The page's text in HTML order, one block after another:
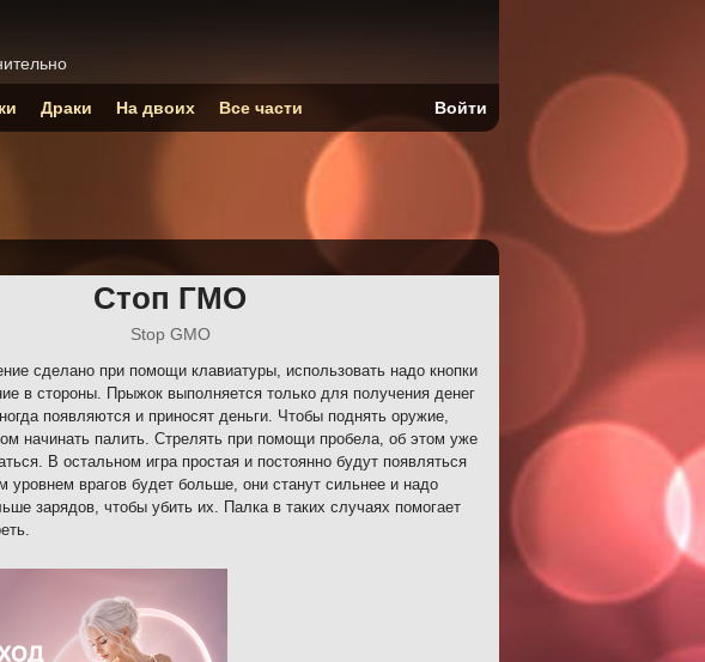
Стоп ГМО
Stop GMO
сделано при помощи клавиатуры, использовать надо кнопки
в стороны. Прыжок выполняется только для получения денег
появляются и приносят деньги. Чтобы поднять оружие,
начинать палить. Стрелять при помощи пробела, об этом уже
В остальном игра простая и постоянно будут появляться
уровнем врагов будет больше, они станут сильнее и надо
зарядов, чтобы убить их. Палка в таких случаях помогает
Драки На двоих Все части Войти